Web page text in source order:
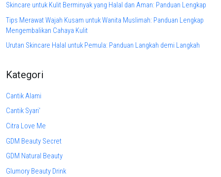
Skincare untuk Kulit Berminyak yang Halal dan Aman: Panduan Lengkap
Tips Merawat Wajah Kusam untuk Wanita Muslimah: Panduan Lengkap
Mengembalikan Cahaya Kulit
Urutan Skincare Halal untuk Pemula: Panduan Langkah demi Langkah
Kategori
Cantik Alami
Cantik Syari'
Citra Love Me
GDM Beauty Secret
GDM Natural Beauty
Glumory Beauty Drink